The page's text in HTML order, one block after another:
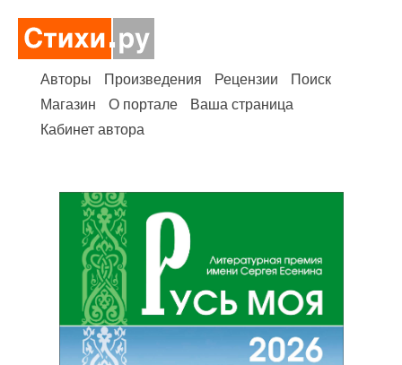
Авторы Произведения Рецензии
Поиск
Магазин
О портале
Ваша страница
Кабинет автора